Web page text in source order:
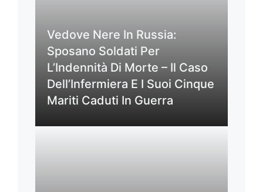
Vedove Nere In Russia:
Sposano Soldati Per
L’Indennità Di Morte – Il Caso
Dell’Infermiera E I Suoi Cinque
Mariti Caduti In Guerra